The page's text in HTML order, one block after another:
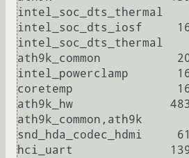
intel_soc_dts_thermal
intel_soc_dts_iosf
intel_soc_dts_thermal
ath9k_common
intel_powerclamp
coretemp
ath9k_hw
ath9k_common,ath9k
snd_hda_codec_hdmi
hci_uart